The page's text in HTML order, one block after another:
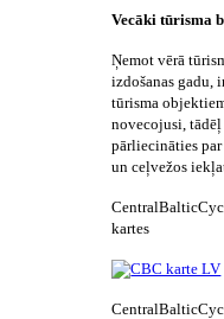
Vecāki tūrisma
Ņemot vērā
izdošanas gadu,
tūrisma
novecojusi,
pārliecināties
un ceļvežos
kartes